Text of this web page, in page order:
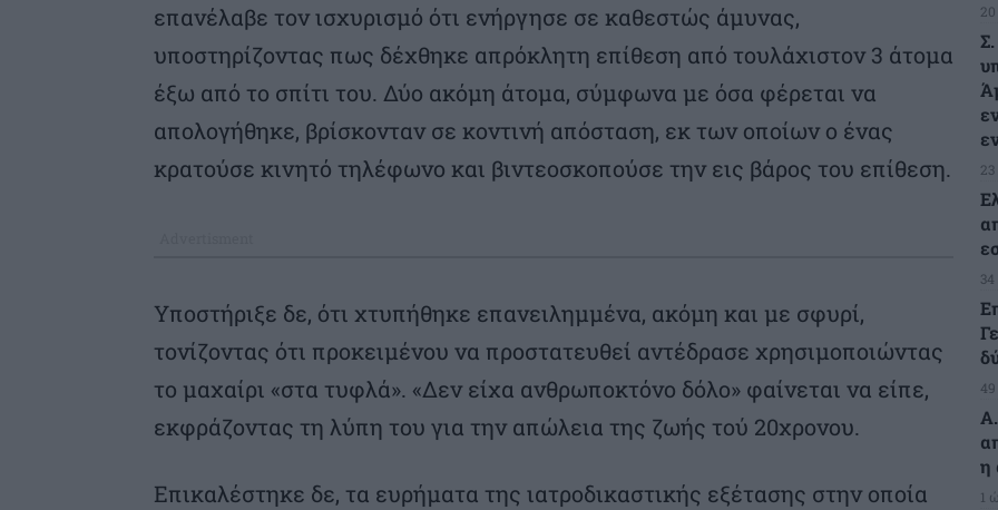
επανέλαβε τον ισχυρισμό ότι ενήργησε σε καθεστώς άμυνας,
υποστηρίζοντας πως δέχθηκε απρόκλητη επίθεση από τουλάχιστον 3 άτομα
έξω από το σπίτι του. Δύο ακόμη άτομα, σύμφωνα με όσα φέρεται να
απολογήθηκε, βρίσκονταν σε κοντινή απόσταση, εκ των οποίων ο ένας
κρατούσε κινητό τηλέφωνο και βιντεοσκοπούσε την εις βάρος του επίθεση.
Υποστήριξε δε, ότι χτυπήθηκε επανειλημμένα, ακόμη και με σφυρί,
τονίζοντας ότι προκειμένου να προστατευθεί αντέδρασε χρησιμοποιώντας
το μαχαίρι «στα τυφλά». «Δεν είχα ανθρωποκτόνο δόλο» φαίνεται να είπε,
εκφράζοντας τη λύπη του για την απώλεια της ζωής τού 20χρονου.
Επικαλέστηκε δε, τα ευρήματα της ιατροδικαστικής εξέτασης στην οποία
η
1